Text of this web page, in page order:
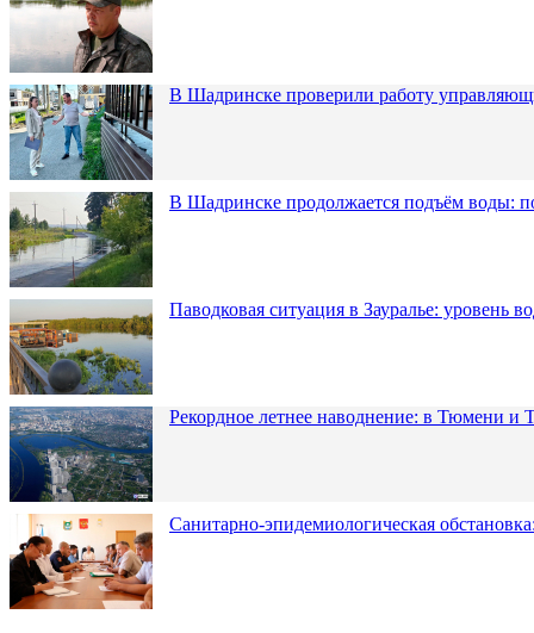
В Шадринске проверили работу
В Шадринске продолжается подъём воды:
Паводковая ситуация в Зауралье: уровень
Рекордное летнее наводнение: в Тюмени и
Санитарно-эпидемиологическая